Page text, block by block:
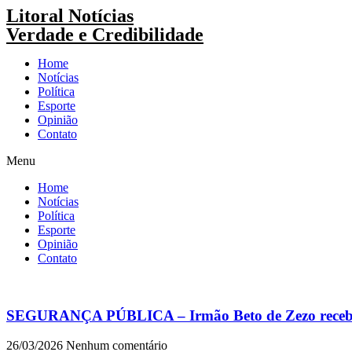
Pular
para
o
Litoral Notícias
Verdade e Credibilidade
Home
Notícias
Política
Esporte
Opinião
Contato
Menu
Home
Notícias
Política
Esporte
Opinião
Contato
SEGURANÇA PÚBLICA – Irmão Beto de Zezo
26/03/2026 Nenhum comentário